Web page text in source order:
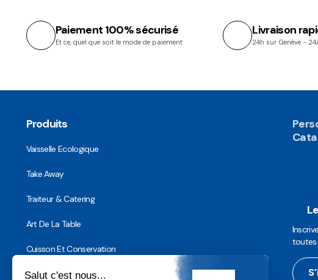
Paiement 100% sécurisé
Et ce, quel que soit le mode de paiement
Livraison
24h sur Genève -
Produits
Vaisselle Ecologique
Take Away
Traiteur & Catering
Art De La Table
Cuisson Et Conservation
Hygiène, Sécurité et Traçabilité
toutes